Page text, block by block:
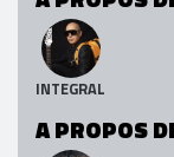
INTEGRAL
A PROPOS